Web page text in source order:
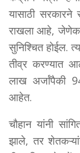
यासाठी सरकारने
राखला आहे,
सुनिश्चित होईल.
तीव्र करण्यात
लाख अर्जांपैकी
आहेत.
चौहान यांनी
झाले, तर